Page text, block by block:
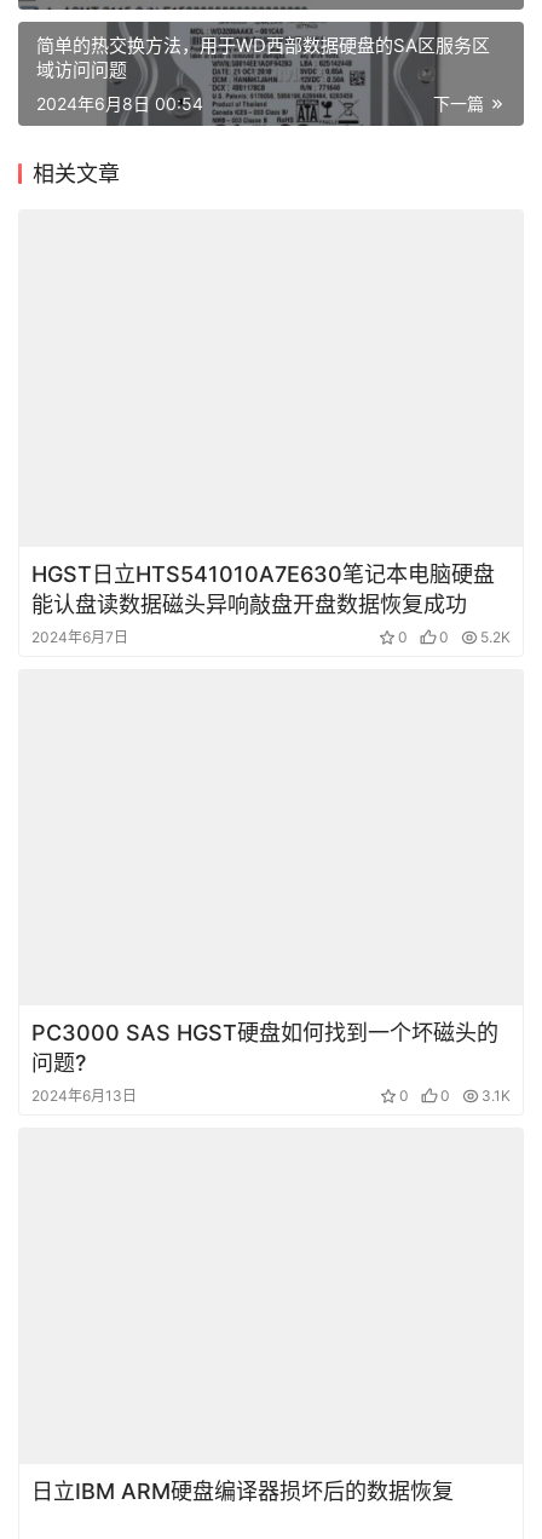
关
于
盘
首
简单的热交换方法，用于WD西部数据硬盘的SA区服务区
域访问问题
下一篇
2024年6月8日 00:54
相关文章
HGST日立HTS541010A7E630笔记本电脑硬盘
能认盘读数据磁头异响敲盘开盘数据恢复成功
2024年6月7日 0 0 5.2K
PC3000 SAS HGST硬盘如何找到一个坏磁头的
问题?
2024年6月13日 0 0 3.1K
日立IBM ARM硬盘编译器损坏后的数据恢复